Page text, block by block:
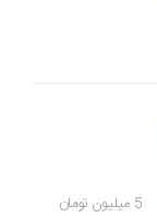
5 میلیون تومان